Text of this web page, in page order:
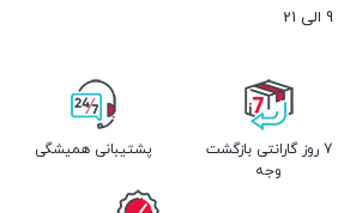
7 روز گارانتی بازگشت
وجه
پشتیبانی همیشگی